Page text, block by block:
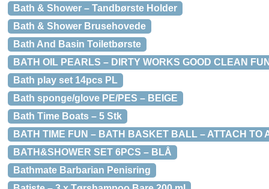
Bath & Shower – Tandbørste Holder
Bath & Shower Brusehovede
Bath And Basin Toiletbørste
BATH OIL PEARLS – DIRTY WORKS GOOD CLEAN
Bath play set 14pcs PL
Bath sponge/glove PE/PES – BEIGE
Bath Time Boats – 5 Stk
BATH TIME FUN – BATH BASKET BALL – ATTACH TO
BATH&SHOWER SET 6PCS – BLÅ
Bathmate Barbarian Penisring